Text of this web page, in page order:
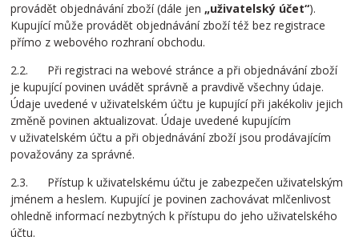
provádět objednávání zboží (dále jen „uživatelský účet“).
Kupující může provádět objednávání zboží též bez registrace
přímo z webového rozhraní obchodu.
2.2. Při registraci na webové stránce a při objednávání zboží
je kupující povinen uvádět správně a pravdivě všechny údaje.
Údaje uvedené v uživatelském účtu je kupující při jakékoliv jejich
změně povinen aktualizovat. Údaje uvedené kupujícím
v uživatelském účtu a při objednávání zboží jsou prodávajícím
považovány za správné.
2.3. Přístup k uživatelskému účtu je zabezpečen uživatelským
jménem a heslem. Kupující je povinen zachovávat mlčenlivost
ohledně informací nezbytných k přístupu do jeho uživatelského
účtu.